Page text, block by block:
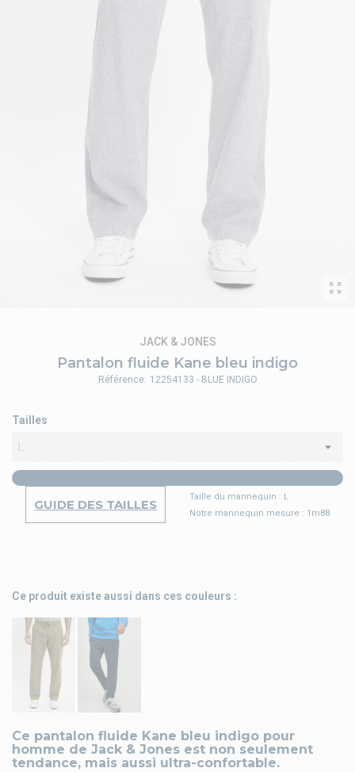
Pantalon fluide Kane bleu indigo
JACK & JONES
Ce pantalon fluide Kane bleu indigo pour
homme de Jack & Jones est non seulement
tendance, mais aussi ultra-confortable.
Tailles
GUIDE DES TAILLES
Taille du mannequin : L
Notre mannequin mesure : 1m88
Référence: 12254133 - BLUE INDIGO
Ce produit existe aussi dans ces couleurs :